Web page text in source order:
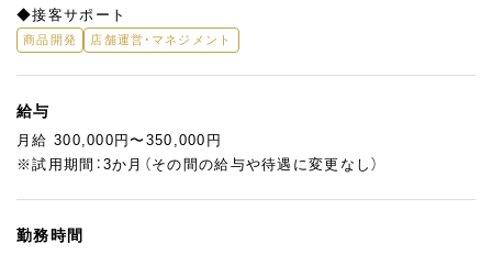
◆接客サポート
商品開発 店舗運営・マネジメント
給与
月給 300,000円〜350,000円
※試用期間：3か月（その間の給与や待遇に変更なし）
勤務時間